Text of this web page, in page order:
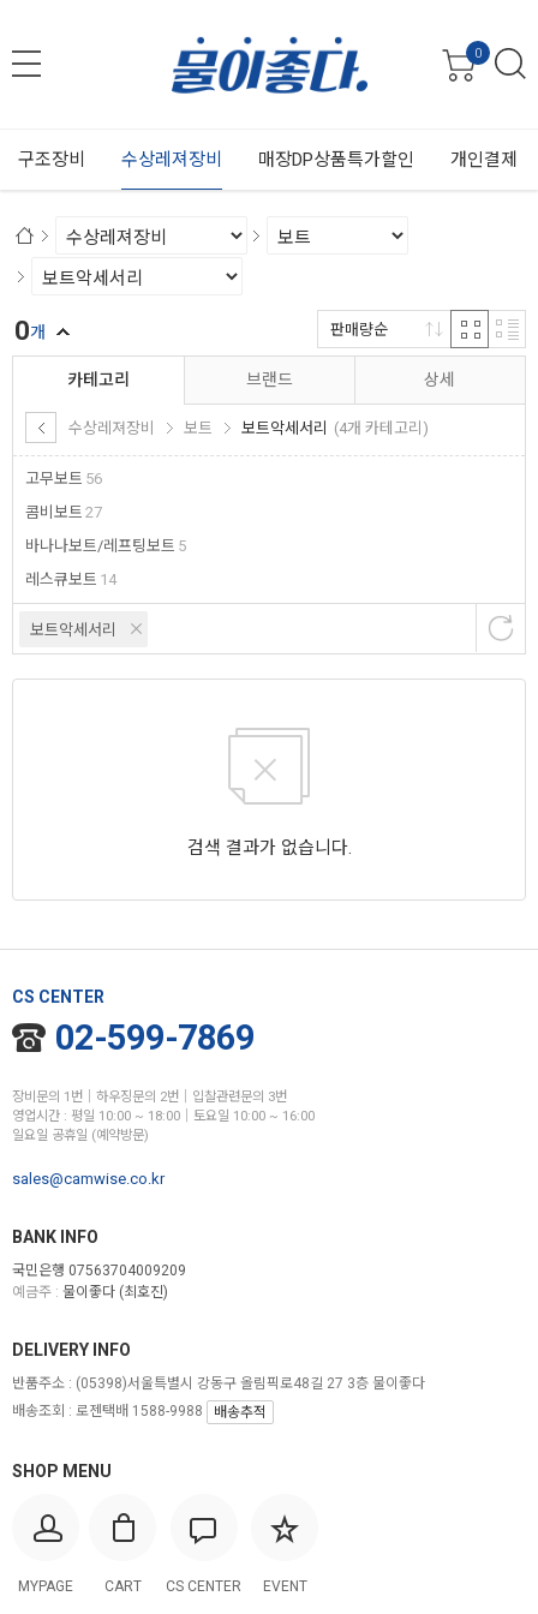
0
구조장비 수상레져장비 매장DP상품특가할인 개인결제
카테고리
수상레져장비 보트 보트악세서리 (4개 카테고리)
고무보트 56
콤비보트 27
바나나보트/레프팅보트 5
레스큐보트 14
브랜드 상세
보트악세서리
0개 판매량순
검색 결과가 없습니다.
CS CENTER
02-599-7869
장비문의 1번│하우징문의 2번│입찰관련문의 3번
영업시간 : 평일 10:00 ~ 18:00│토요일 10:00 ~ 16:00
일요일 공휴일 (예약방문)
sales@camwise.co.kr
BANK INFO
국민은행 07563704009209
예금주 : 물이좋다 (최호진)
SHOP MENU
MYPAGE CART CS CENTER EVENT
DELIVERY INFO
반품주소 : (05398)서울특별시 강동구 올림픽로48길 27 3층 물이좋다
배송조회 : 로젠택배 1588-9988
배송추적